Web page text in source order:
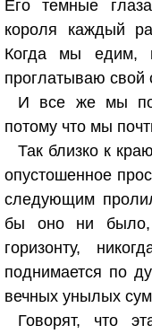
Его темные
короля каждый
Когда мы
проглатываю свой
И все же мы
потому что мы
Так близко к
опустошенное
следующим
бы оно ни было,
горизонту,
поднимается по
вечных унылых
Говорят, что